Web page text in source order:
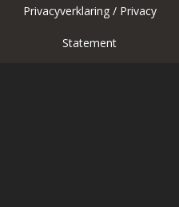
Privacyverklaring / Privacy
Statement